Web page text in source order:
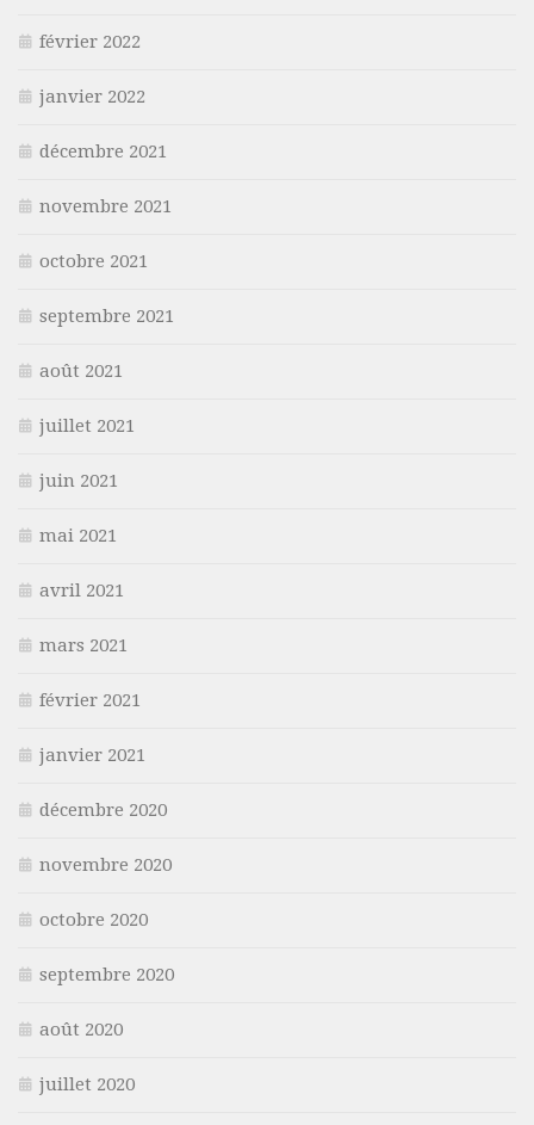
février 2022
janvier 2022
décembre 2021
novembre 2021
octobre 2021
septembre 2021
août 2021
juillet 2021
juin 2021
mai 2021
avril 2021
mars 2021
février 2021
janvier 2021
décembre 2020
novembre 2020
octobre 2020
septembre 2020
août 2020
juillet 2020